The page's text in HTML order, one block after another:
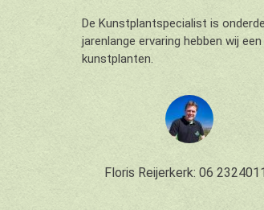
De Kunstplantspecialist is
jarenlange ervaring hebben wij
kunstplanten.
Floris Reijerkerk: 06